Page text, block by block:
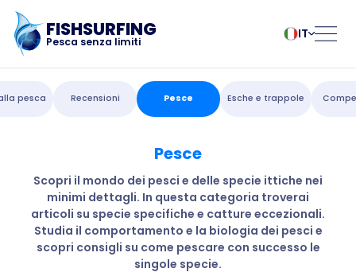
FISHSURFING
Pesca senza limiti
IT
български
Čeština
Deutsch
English
Español
Français
Magyar
Norsk
Pусский
Slovenčina
Suomalainen
Svenska
Blog
Informazioni
pesca Recensioni Pesce Esche e trappole
Pesce
Scopri il mondo dei pesci e delle specie ittiche nei
minimi dettagli. In questa categoria troverai
articoli su specie specifiche e catture eccezionali.
Studia il comportamento e la biologia dei pesci e
scopri consigli su come pescare con successo le
singole specie.